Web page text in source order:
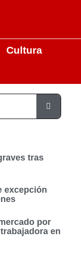
Cultura
tras
excepción
por
en